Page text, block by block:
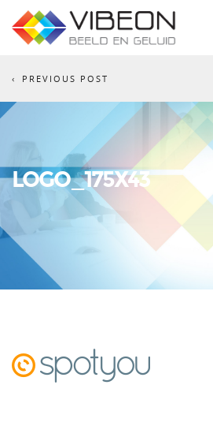
PREVIOUS POST
LOGO_175X43